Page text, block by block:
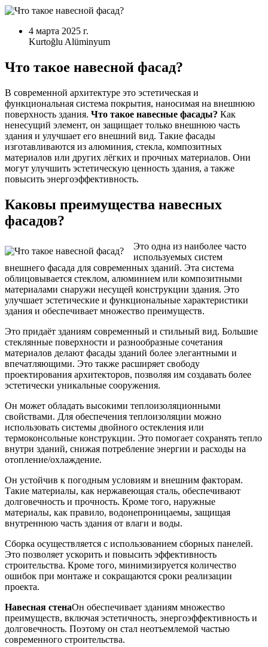
4 марта 2025 г.
Что такое навесной фасад?
В современной архитектуре это эстетическая и
функциональная система покрытия, наносимая на внешнюю
поверхность здания. Что такое навесные фасады? Как
ненесущий элемент, он защищает только внешнюю часть
здания и улучшает его внешний вид. Такие фасады
изготавливаются из алюминия, стекла, композитных
материалов или других лёгких и прочных материалов. Они
могут улучшить эстетическую ценность здания, а также
повысить энергоэффективность.
Каковы преимущества навесных
фасадов?
Это одна из наиболее часто
используемых систем
внешнего фасада для современных зданий. Эта система
облицовывается стеклом, алюминием или композитными
материалами снаружи несущей конструкции здания. Это
улучшает эстетические и функциональные характеристики
здания и обеспечивает множество преимуществ.
Это придаёт зданиям современный и стильный вид. Большие
стеклянные поверхности и разнообразные сочетания
материалов делают фасады зданий более элегантными и
впечатляющими. Это также расширяет свободу
проектирования архитекторов, позволяя им создавать более
эстетически уникальные сооружения.
Он может обладать высокими теплоизоляционными
свойствами. Для обеспечения теплоизоляции можно
использовать системы двойного остекления или
термоконсольные конструкции. Это помогает сохранять тепло
внутри зданий, снижая потребление энергии и расходы на
отопление/охлаждение.
Он устойчив к погодным условиям и внешним факторам.
Такие материалы, как нержавеющая сталь, обеспечивают
долговечность и прочность. Кроме того, наружные
материалы, как правило, водонепроницаемы, защищая
внутреннюю часть здания от влаги и воды.
Сборка осуществляется с использованием сборных панелей.
Это позволяет ускорить и повысить эффективность
строительства. Кроме того, минимизируется количество
ошибок при монтаже и сокращаются сроки реализации
проекта.
Навесная стенаОн обеспечивает зданиям множество
преимуществ, включая эстетичность, энергоэффективность и
долговечность. Поэтому он стал неотъемлемой частью
современного строительства.